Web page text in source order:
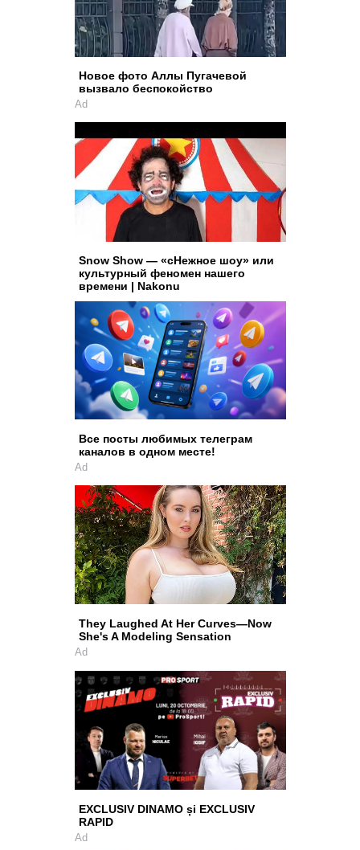
Новое фото Аллы Пугачевой
вызвало беспокойство
Ad
Snow Show — «сНежное шоу» или
культурный феномен нашего
времени | Nakonu
Все посты любимых телеграм
каналов в одном месте!
Ad
They Laughed At Her Curves—Now
She's A Modeling Sensation
Ad
EXCLUSIV DINAMO și EXCLUSIV
RAPID
Ad